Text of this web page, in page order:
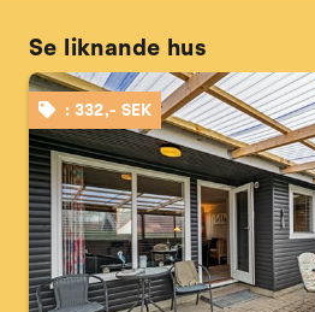
Se liknande hus
: 332,- SEK